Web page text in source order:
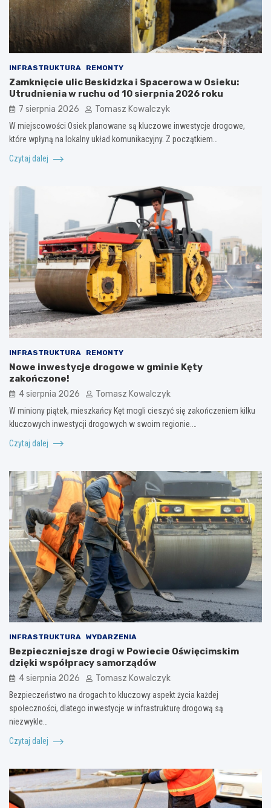
INFRASTRUKTURA REMONTY
Zamknięcie ulic Beskidzka i Spacerowa w Osieku:
Utrudnienia w ruchu od 10 sierpnia 2026 roku
7 sierpnia 2026 Tomasz Kowalczyk
W miejscowości Osiek planowane są kluczowe inwestycje drogowe,
które wpłyną na lokalny układ komunikacyjny. Z początkiem…
Czytaj dalej
INFRASTRUKTURA REMONTY
Nowe inwestycje drogowe w gminie Kęty
zakończone!
4 sierpnia 2026 Tomasz Kowalczyk
W miniony piątek, mieszkańcy Kęt mogli cieszyć się zakończeniem kilku
kluczowych inwestycji drogowych w swoim regionie.…
Czytaj dalej
INFRASTRUKTURA WYDARZENIA
Bezpieczniejsze drogi w Powiecie Oświęcimskim
dzięki współpracy samorządów
4 sierpnia 2026 Tomasz Kowalczyk
Bezpieczeństwo na drogach to kluczowy aspekt życia każdej
społeczności, dlatego inwestycje w infrastrukturę drogową są
niezwykle…
Czytaj dalej